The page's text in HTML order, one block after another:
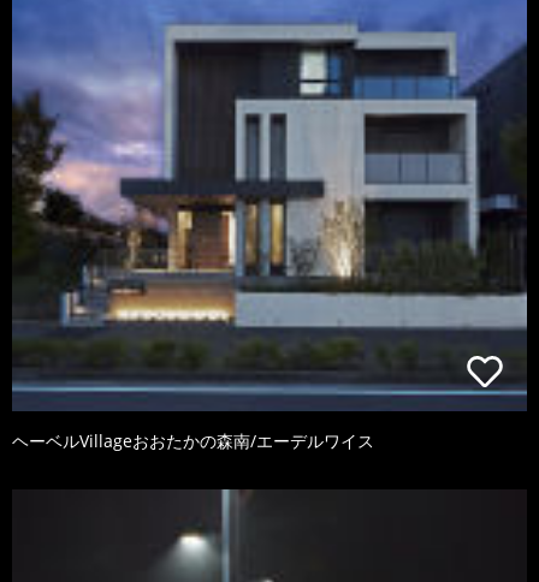
ヘーベルVillageおおたかの森南/エーデルワイス